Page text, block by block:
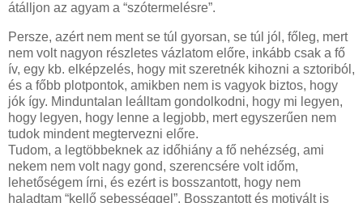
átálljon az agyam a “szótermelésre”.
Persze, azért nem ment se túl gyorsan, se túl jól, főleg, mert
nem volt nagyon részletes vázlatom előre, inkább csak a fő
ív, egy kb. elképzelés, hogy mit szeretnék kihozni a sztoriból,
és a főbb plotpontok, amikben nem is vagyok biztos, hogy
jók így. Minduntalan leálltam gondolkodni, hogy mi legyen,
hogy legyen, hogy lenne a legjobb, mert egyszerűen nem
tudok mindent megtervezni előre.
Tudom, a legtöbbeknek az időhiány a fő nehézség, ami
nekem nem volt nagy gond, szerencsére volt időm,
lehetőségem írni, és ezért is bosszantott, hogy nem
haladtam “kellő sebességgel”. Bosszantott és motivált is